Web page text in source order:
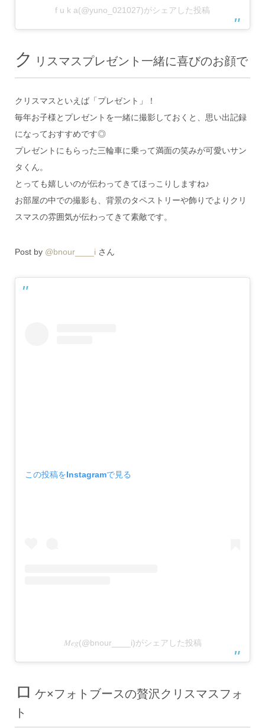
f u k a(@yuno_021027)がシェアした投稿
ク リスマスプレゼント一緒に喜びのお顔で
クリスマスといえば「プレゼント」！
毎年お子様とプレゼントを一緒に撮影しておくと、思い出記録
になっておすすめです◎
プレゼントにもらった三輪車に乗って満面の笑みが可愛いサン
タくん。
とっても嬉しいのが伝わってきてほっこりしますね♪
お部屋の中での撮影も、背景のタペストリーや飾りでよりクリ
スマスの雰囲気が伝わってきて素敵です。
Post by @bnour____i さん
この投稿をInstagramで見る
𝑀𝑒𝑔(@bnour____i)がシェアした投稿
ロ ケ×フォトブースの贅沢クリスマスフォ
ト